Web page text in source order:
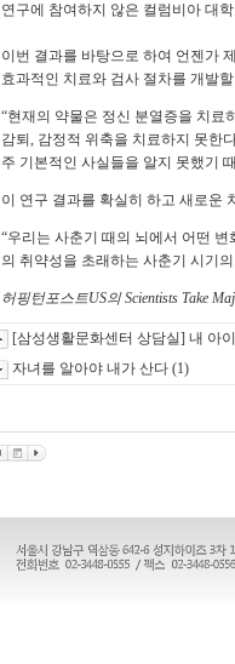
연구에 참여하지 않은 컬럼비아 대
이번 결과를 바탕으로 하여 언젠가
효과적인 치료와 검사 절차를 개발
“현재의 약물은 정신 분열증을 치료
감퇴, 감정적 위축을 치료하지 못한
주 기본적인 사실들을 알지 못했기
이 연구 결과를 확실히 하고 새로운
“우리는 사춘기 때의 뇌에서 어떤
의 취약성을 초래하는 사춘기 시기
허핑턴포스트US의Scientists Take
[삼성생활문화센터 상담실] 내 아
자녀를 알아야 내가 산다 (1)